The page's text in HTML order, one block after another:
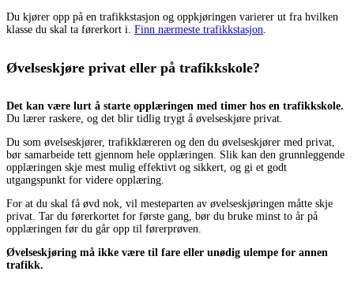
Du kjører opp på en trafikkstasjon og oppkjøringen varierer ut fra hvilken
klasse du skal ta førerkort i. Finn nærmeste trafikkstasjon
Øvelseskjøre privat eller på trafikkskole?
Det kan være lurt å starte opplæringen med timer hos en trafikkskole.
Du lærer raskere, og det blir tidlig trygt å øvelseskjøre privat.
Du som øvelseskjører, trafikklæreren og den du øvelseskjører med privat,
bør samarbeide tett gjennom hele opplæringen. Slik kan den grunnleggende
opplæringen skje mest mulig effektivt og sikkert, og gi et godt
utgangspunkt for videre opplæring.
For at du skal få øvd nok, vil mesteparten av øvelseskjøringen måtte skje
privat. Tar du førerkortet for første gang, bør du bruke minst to år på
opplæringen før du går opp til førerprøven.
Øvelseskjøring må ikke være til fare eller unødig ulempe for annen
trafikk.